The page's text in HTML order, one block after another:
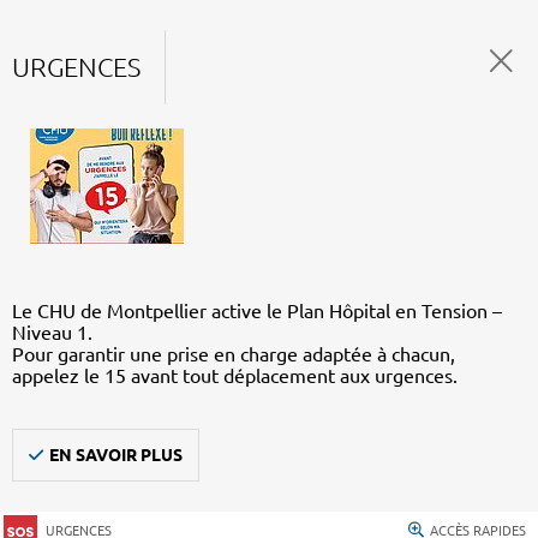
URGENCES
Le CHU de Montpellier active le Plan Hôpital en Tension –
Niveau 1.
Pour garantir une prise en charge adaptée à chacun,
appelez le 15 avant tout déplacement aux urgences.
EN SAVOIR PLUS
URGENCES ACCÈS RAPIDES